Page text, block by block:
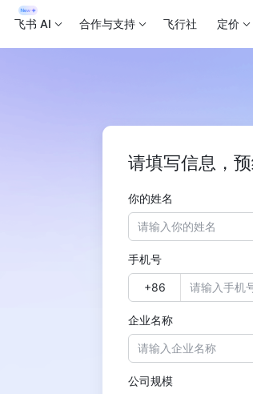
飞书 AI 合作与支持 飞行社 定价
请填写信息，
你的姓名
手机号
企业名称
公司规模